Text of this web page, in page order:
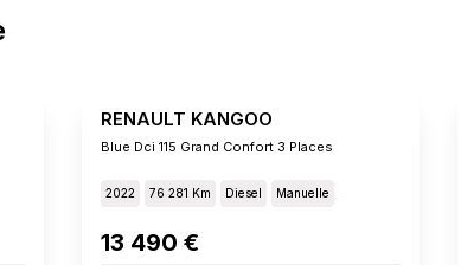
RENAULT KANGOO
Blue Dci 115 Grand Confort 3 Places
2022 76 281 Km Diesel Manuelle
13 490 €